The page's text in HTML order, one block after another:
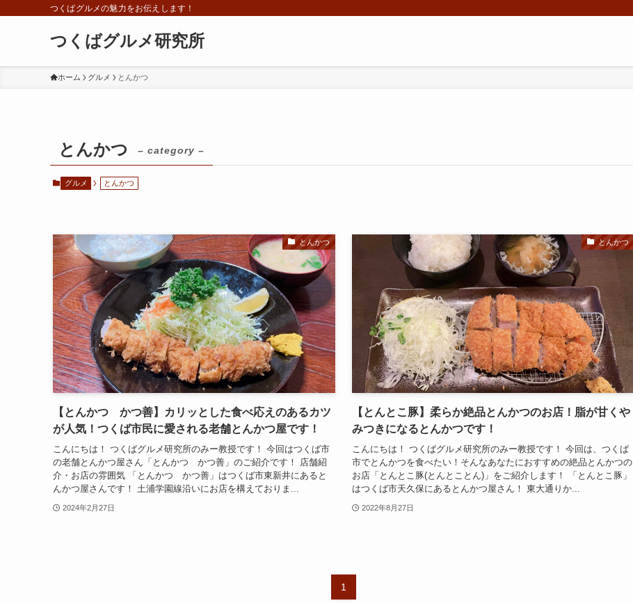
つくばグルメの魅力をお伝えします！
つくばグルメ研究所
ホーム グルメ とんかつ
とんかつ – category –
グルメ とんかつ
とんかつ
【とんかつ かつ善】カリッとした食べ応えのあるカツ
が人気！つくば市民に愛される老舗とんかつ屋です！
こんにちは！ つくばグルメ研究所のみー教授です！ 今回はつくば市
の老舗とんかつ屋さん「とんかつ かつ善」のご紹介です！ 店舗紹
介・お店の雰囲気 「とんかつ かつ善」はつくば市東新井にあると
んかつ屋さんです！ 土浦学園線沿いにお店を構えておりま...
2024年2月27日
とんかつ
【とんとこ豚】柔らか絶品とんかつのお店！脂が甘くや
みつきになるとんかつです！
こんにちは！ つくばグルメ研究所のみー教授です！ 今回は、つくば
市でとんかつを食べたい！そんなあなたにおすすめの絶品とんかつの
お店「とんとこ豚(とんとことん)」をご紹介します！ 「とんとこ豚」
はつくば市天久保にあるとんかつ屋さん！ 東大通りか...
2022年8月27日
1